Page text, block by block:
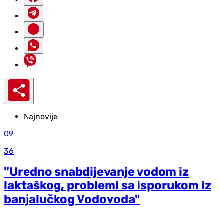
Najnovije
09
36
"Uredno snabdijevanje vodom iz
laktaškog, problemi sa isporukom iz
banjalučkog Vodovoda"